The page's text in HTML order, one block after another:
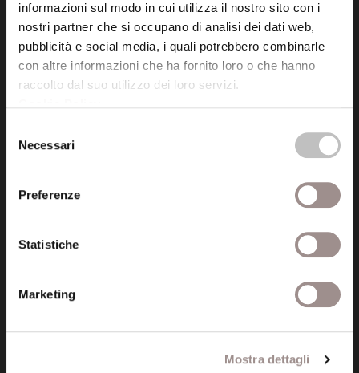
informazioni sul modo in cui utilizza il nostro sito con i
nostri partner che si occupano di analisi dei dati web,
pubblicità e social media, i quali potrebbero combinarle
con altre informazioni che ha fornito loro o che hanno
raccolto dal suo utilizzo dei loro servizi.
delNecessari
Preferenze
Statistiche
Marketing
Mostra dettagli
Seguici
Certificazioni